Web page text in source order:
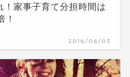
！家事子育て分担時間は
！
2016/06/03